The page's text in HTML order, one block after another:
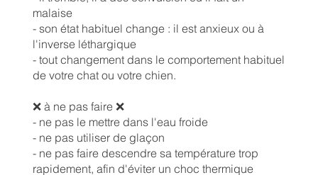
malaise
- son état habituel change : il est anxieux ou à
l'inverse léthargique
- tout changement dans le comportement habituel
de votre chat ou votre chien.
❌ à ne pas faire ❌
- ne pas le mettre dans l'eau froide
- ne pas utiliser de glaçon
- ne pas faire descendre sa température trop
rapidement, afin d'éviter un choc thermique